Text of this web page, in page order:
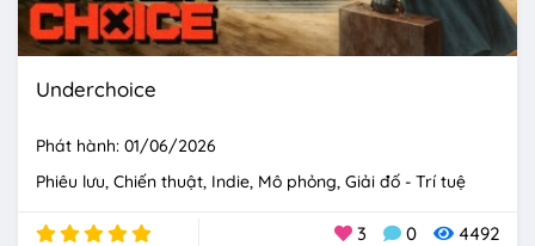
Underchoice
Phát hành: 01/06/2026
Phiêu lưu Chiến thuật Indie Mô phỏng Giải đố - Trí tuệ
3 0 4492